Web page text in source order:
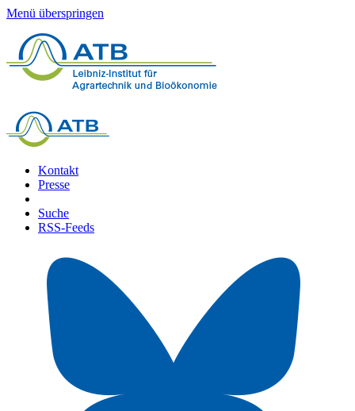
Menü überspringen
Kontakt
Presse
Suche
RSS-Feeds